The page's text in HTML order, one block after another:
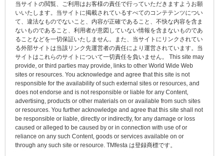
当サイトの閲覧、ご利用はお客様の責任で行っていただきますようお願
いいたします。当サイトに掲載されているすべてのコンテテンツについ
て、違法なものでないこと、内容が正確であること、不快な内容を含ま
ないものであること、利用者が意図していない情報を含まないものであ
ることなどを一切保証いたしません。また、当サイトにリンクされてい
る外部サイトは当該リンク先運営者の責任により運営されています。当
サイトはこれらのサイトについて一切責任を負いません。 This site may
provide, or third parties may provide, links to other World Wide Web
sites or resources. You acknowledge and agree that this site is not
responsible for the availability of such external sites or resources, and
does not endorse and is not responsible or liable for any Content,
advertising, products or other materials on or available from such sites
or resources. You further acknowledge and agree that this site shall not
be responsible or liable, directly or indirectly, for any damage or loss
caused or alleged to be caused by or in connection with use of or
reliance on any such Content, goods or services available on or
through any such site or resource. TMfesta は登録商標です。